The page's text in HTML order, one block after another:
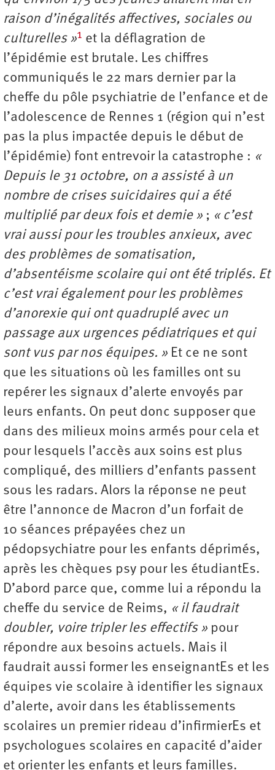
raison d’inégalités affectives, sociales ou
culturelles »1 et la déflagration de
l’épidémie est brutale. Les chiffres
communiqués le 22 mars dernier par la
cheffe du pôle psychiatrie de l’enfance et de
l’adolescence de Rennes 1 (région qui n’est
pas la plus impactée depuis le début de
l’épidémie) font entrevoir la catastrophe : «
Depuis le 31 octobre, on a assisté à un
nombre de crises suicidaires qui a été
multiplié par deux fois et demie » ; « c’est
vrai aussi pour les troubles anxieux, avec
des problèmes de somatisation,
d’absentéisme scolaire qui ont été triplés. Et
c’est vrai également pour les problèmes
d’anorexie qui ont quadruplé avec un
passage aux urgences pédiatriques et qui
sont vus par nos équipes. » Et ce ne sont
que les situations où les familles ont su
repérer les signaux d’alerte envoyés par
leurs enfants. On peut donc supposer que
dans des milieux moins armés pour cela et
pour lesquels l’accès aux soins est plus
compliqué, des milliers d’enfants passent
sous les radars. Alors la réponse ne peut
être l’annonce de Macron d’un forfait de
10 séances prépayées chez un
pédopsychiatre pour les enfants déprimés,
après les chèques psy pour les étudiantEs.
D’abord parce que, comme lui a répondu la
cheffe du service de Reims, « il faudrait
doubler, voire tripler les effectifs » pour
répondre aux besoins actuels. Mais il
faudrait aussi former les enseignantEs et les
équipes vie scolaire à identifier les signaux
d’alerte, avoir dans les établissements
scolaires un premier rideau d’infirmierEs et
psychologues scolaires en capacité d’aider
et orienter les enfants et leurs familles.